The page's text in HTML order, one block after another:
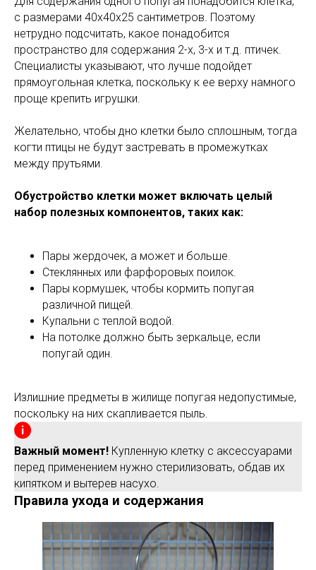
с размерами 40х40х25 сантиметров. Поэтому
нетрудно подсчитать, какое понадобится
пространство для содержания 2-х, 3-х и т.д. птичек.
Специалисты указывают, что лучше подойдет
прямоугольная клетка, поскольку к ее верху намного
проще крепить игрушки.
Желательно, чтобы дно клетки было сплошным, тогда
когти птицы не будут застревать в промежутках
между прутьями.
Обустройство клетки может включать целый
набор полезных компонентов, таких как:
Пары жердочек, а может и больше.
Стеклянных или фарфоровых поилок.
Пары кормушек, чтобы кормить попугая
различной пищей.
Купальни с теплой водой.
На потолке должно быть зеркальце, если
попугай один.
Излишние предметы в жилище попугая недопустимые,
поскольку на них скапливается пыль.
Важный момент! Купленную клетку с аксессуарами
перед применением нужно стерилизовать, обдав их
кипятком и вытерев насухо.
Правила ухода и содержания